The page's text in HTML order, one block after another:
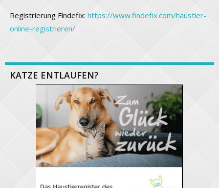
Registrierung Findefix: https://www.findefix.com/haustier-
online-registrieren/
KATZE ENTLAUFEN?